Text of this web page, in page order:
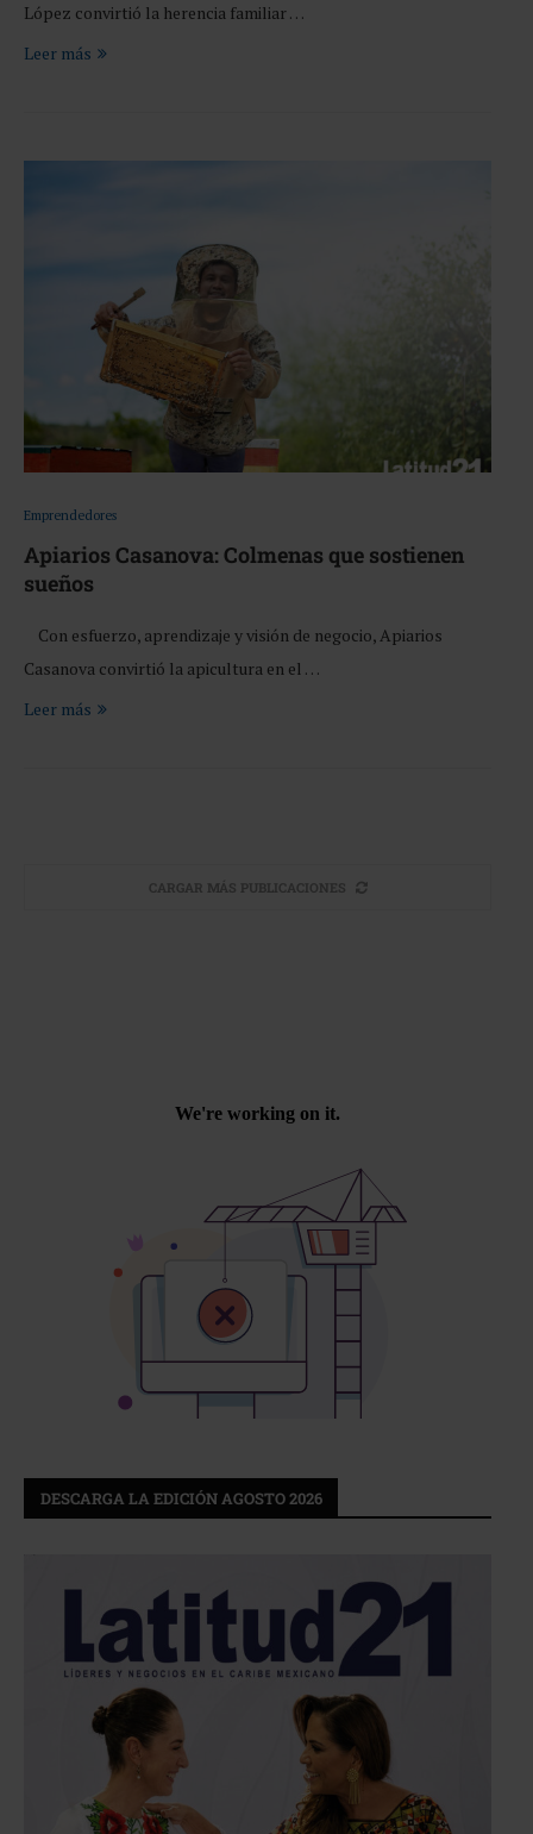
López convirtió la herencia familiar …
Leer más
Emprendedores
Apiarios Casanova: Colmenas que sostienen
sueños
Con esfuerzo, aprendizaje y visión de negocio, Apiarios
Casanova convirtió la apicultura en el …
Leer más
CARGAR MÁS PUBLICACIONES
DESCARGA LA EDICIÓN AGOSTO 2026